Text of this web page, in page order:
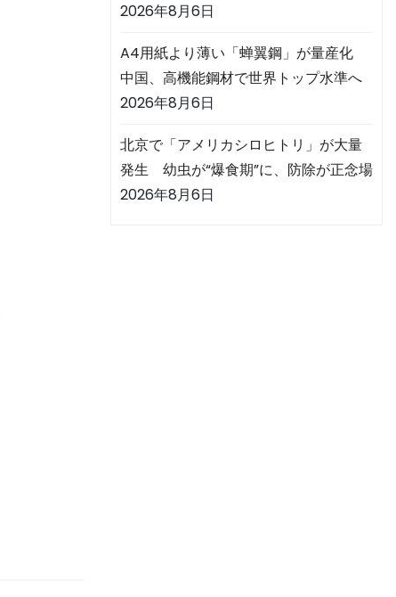
2026年8月6日
A4用紙より薄い「蝉翼鋼」が量産化
中国、高機能鋼材で世界トップ水準へ
2026年8月6日
北京で「アメリカシロヒトリ」が大量
発生 幼虫が“爆食期”に、防除が正念場
2026年8月6日